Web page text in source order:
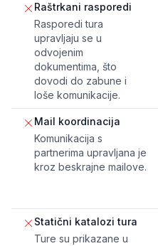
Raštrkani rasporedi
Rasporedi tura
upravljaju se u
odvojenim
dokumentima, što
dovodi do zabune i
loše komunikacije.
Mail koordinacija
Komunikacija s
partnerima upravljana je
kroz beskrajne mailove.
Statični katalozi tura
Ture su prikazane u